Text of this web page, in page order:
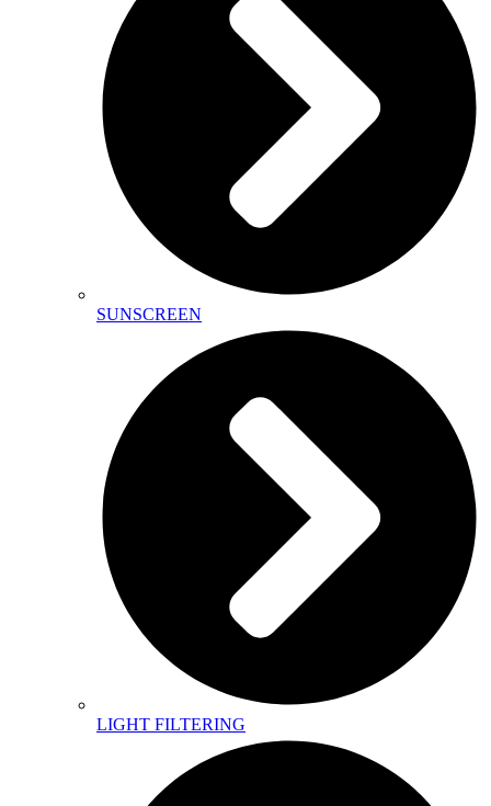
SUNSCREEN
LIGHT FILTERING